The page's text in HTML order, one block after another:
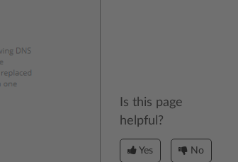
Is this page
helpful?
Yes No